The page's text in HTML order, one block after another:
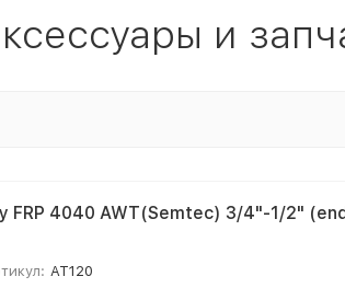
и
FRP 4040 AWT(Semtec) 3/4"-1/2"
AT120